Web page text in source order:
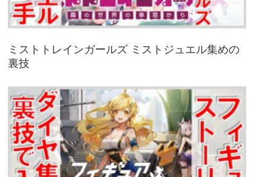
ミストトレインガールズ ミストジュエル集めの
裏技